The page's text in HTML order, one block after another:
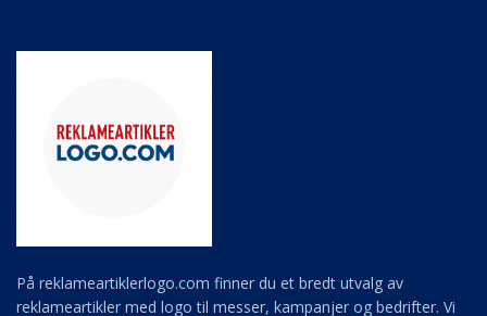
På reklameartiklerlogo.com finner du et bredt utvalg av
reklameartikler med logo til messer, kampanjer og bedrifter. Vi